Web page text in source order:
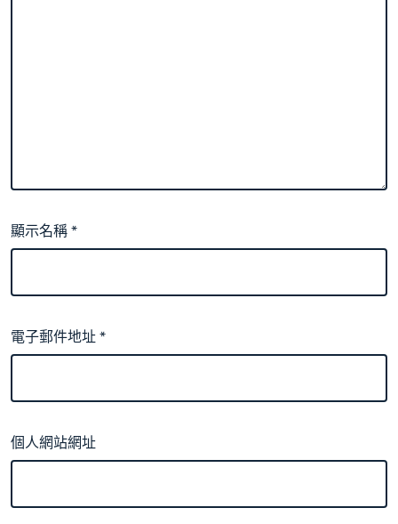
顯示名稱*
電子郵件地址*
個人網站網址